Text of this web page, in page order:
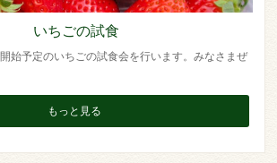
いちごの試食
始予定のいちごの試食会を行います。みなさまぜ
もっと見る